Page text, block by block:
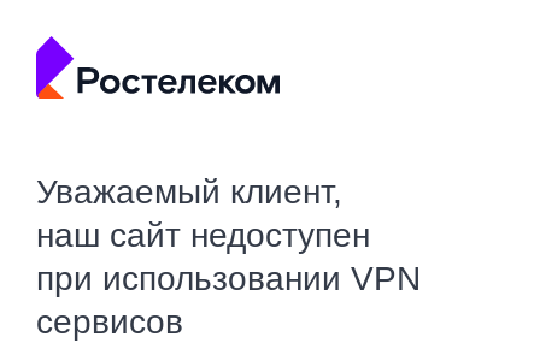
Уважаемый клиент,
наш сайт недоступен
при использовании VPN
сервисов